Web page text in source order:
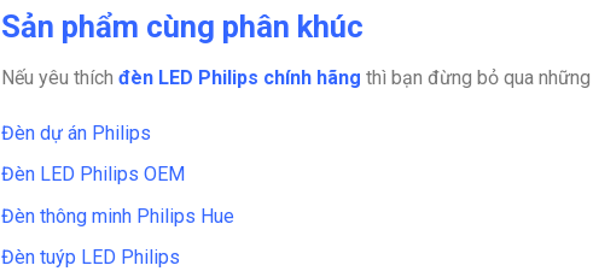
Sản phẩm cùng phân khúc
Nếu yêu thích đèn LED Philips chính hãng thì bạn đừng bỏ qua
Đèn dự án Philips
Đèn LED Philips OEM
Đèn thông minh Philips Hue
Đèn tuýp LED Philips